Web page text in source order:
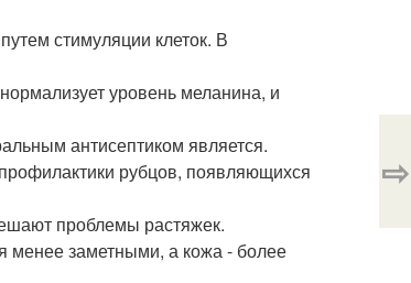
стимуляции клеток. В
уровень меланина, и
антисептиком является.
рубцов, появляющихся
проблемы растяжек.
менее заметными, а кожа - более
⇨